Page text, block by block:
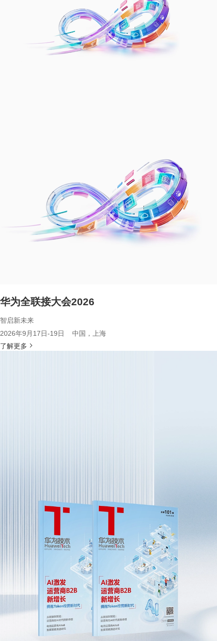
华为全联接大会2026
智启新未来
2026年9月17日-19日 中国，上海
了解更多